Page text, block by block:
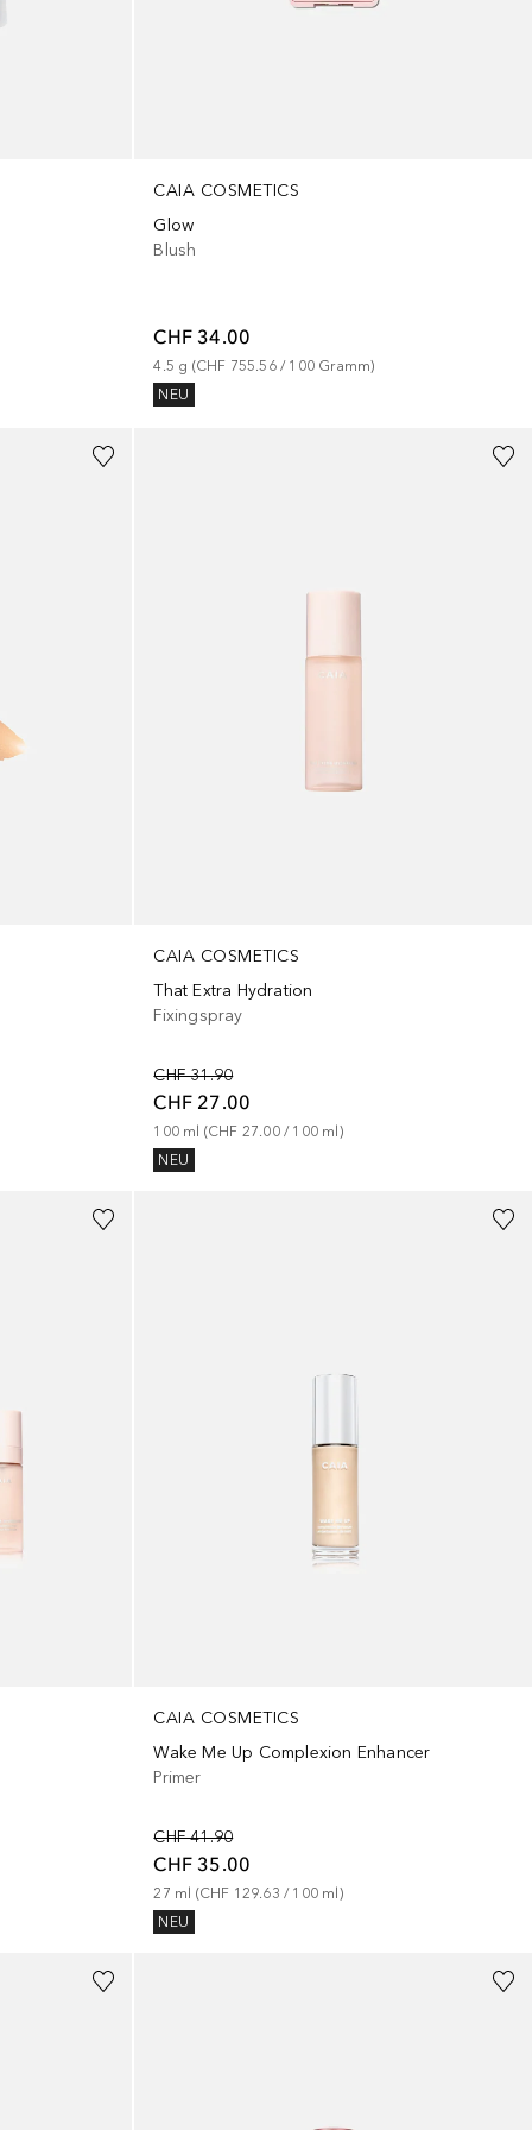
CAIA COSMETICS
Glow
Blush
CHF 34.00
4.5 g (CHF 755.56 / 100 Gramm)
NEU
CAIA COSMETICS
That Extra Hydration
Fixingspray
CHF 31.90
CHF 27.00
100 ml (CHF 27.00 / 100 ml)
NEU
CAIA COSMETICS
Wake Me Up Complexion Enhancer
Primer
CHF 41.90
CHF 35.00
27 ml (CHF 129.63 / 100 ml )
NEU